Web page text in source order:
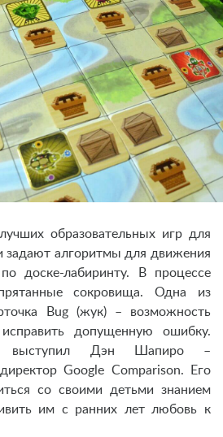
образовательных игр для
задают алгоритмы для движения
доске-лабиринту. В процессе
сокровища. Одна из
Bug (жук) – возможность
допущенную ошибку.
выступил Дэн Шапиро –
Google Comparison. Его
со своими детьми знанием
им с ранних лет любовь к